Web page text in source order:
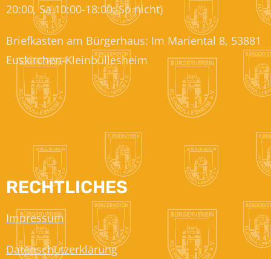
20:00, Sa 10:00-18:00; So nicht)
Briefkasten am Bürgerhaus: Im Mariental 8, 53881
Euskirchen-Kleinbüllesheim
RECHTLICHES
Impressum
Datenschutzerklärung